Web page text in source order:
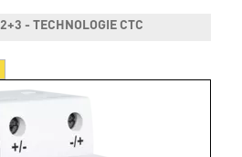
- TECHNOLOGIE CTC